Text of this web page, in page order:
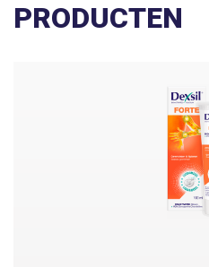
PRODUCTEN